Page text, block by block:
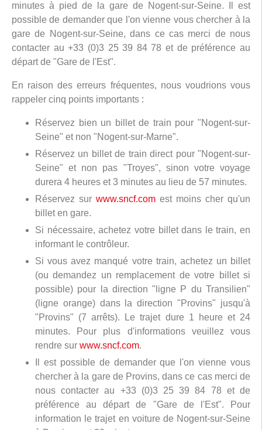
minutes à pied de la gare de Nogent-sur-Seine. Il est
possible de demander que l'on vienne vous chercher à la
gare de Nogent-sur-Seine, dans ce cas merci de nous
contacter au +33 (0)3 25 39 84 78 et de préférence au
départ de "Gare de l'Est".
En raison des erreurs fréquentes, nous voudrions vous
rappeler cinq points importants :
Réservez bien un billet de train pour "Nogent-sur-
Seine" et non "Nogent-sur-Marne".
Réservez un billet de train direct pour "Nogent-sur-
Seine" et non pas "Troyes", sinon votre voyage
durera 4 heures et 3 minutes au lieu de 57 minutes.
Réservez sur www.sncf.com est moins cher qu'un
billet en gare.
Si nécessaire, achetez votre billet dans le train, en
informant le contrôleur.
Si vous avez manqué votre train, achetez un billet
(ou demandez un remplacement de votre billet si
possible) pour la direction "ligne P du Transilien"
(ligne orange) dans la direction "Provins" jusqu'à
"Provins" (7 arrêts). Le trajet dure 1 heure et 24
minutes. Pour plus d'informations veuillez vous
rendre sur www.sncf.com.
Il est possible de demander que l'on vienne vous
chercher à la gare de Provins, dans ce cas merci de
nous contacter au +33 (0)3 25 39 84 78 et de
préférence au départ de "Gare de l'Est". Pour
information le trajet en voiture de Nogent-sur-Seine